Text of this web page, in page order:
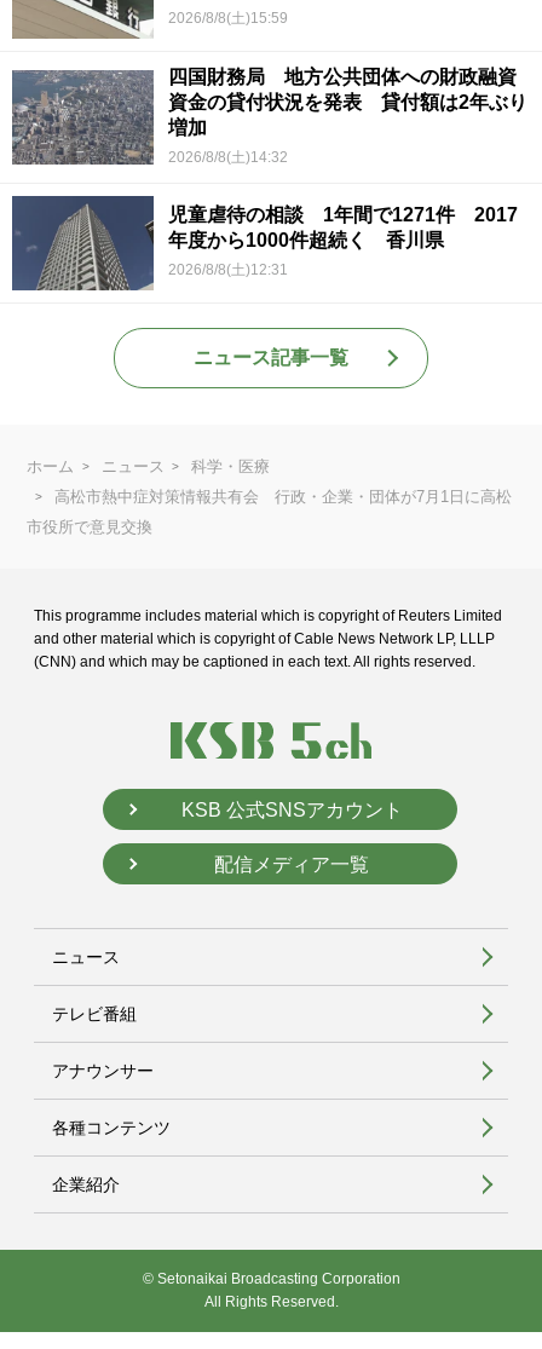
2026/8/8(土)15:59
四国財務局 地方公共団体への財政融資
資金の貸付状況を発表 貸付額は2年ぶり
増加
2026/8/8(土)14:32
児童虐待の相談 1年間で1271件 2017
年度から1000件超続く 香川県
2026/8/8(土)12:31
ニュース記事一覧
ホーム ニュース
科学・医療
高松市熱中症対策情報共有会 行政・企業・団体が7月1日に高松
市役所で意見交換
This programme includes material which is copyright of Reuters Limited
and other material which is copyright of Cable News Network LP, LLLP
(CNN) and which may be captioned in each text. All rights reserved.
KSB 公式SNSアカウント
配信メディア一覧
ニュース
テレビ番組
アナウンサー
各種コンテンツ
企業紹介
© Setonaikai Broadcasting Corporation
All Rights Reserved.